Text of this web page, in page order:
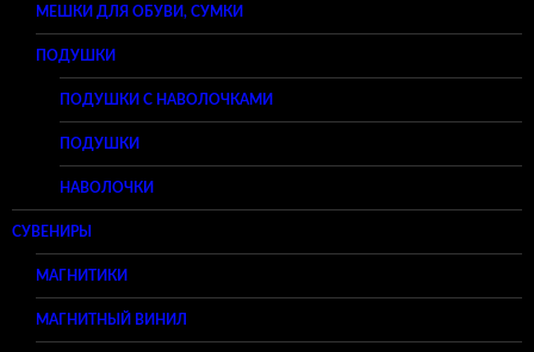
МЕШКИ ДЛЯ ОБУВИ, СУМКИ
ПОДУШКИ
ПОДУШКИ С НАВОЛОЧКАМИ
ПОДУШКИ
НАВОЛОЧКИ
СУВЕНИРЫ
МАГНИТИКИ
МАГНИТНЫЙ ВИНИЛ